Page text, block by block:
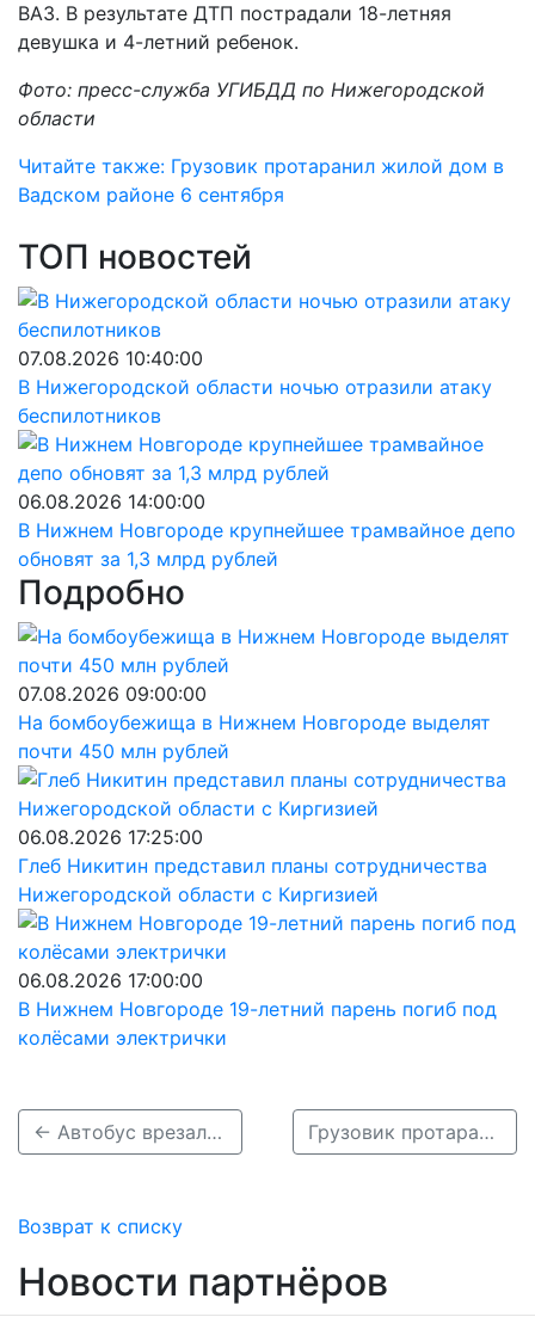
ВАЗ. В результате ДТП пострадали 18-летняя
девушка и 4-летний ребенок.
Фото: пресс-служба УГИБДД по Нижегородской
области
Читайте также: Грузовик протаранил жилой дом в
Вадском районе 6 сентября
ТОП новостей
07.08.2026 10:40:00
В Нижегородской области ночью отразили атаку
беспилотников
06.08.2026 14:00:00
В Нижнем Новгороде крупнейшее трамвайное депо
обновят за 1,3 млрд рублей
Подробно
07.08.2026 09:00:00
На бомбоубежища в Нижнем Новгороде выделят
почти 450 млн рублей
06.08.2026 17:25:00
Глеб Никитин представил планы сотрудничества
Нижегородской области с Киргизией
06.08.2026 17:00:00
В Нижнем Новгороде 19-летний парень погиб под
колёсами электрички
← Автобус врезался в столб после ДТП на Сенной в Нижнем Новгороде Грузовик протаранил жилой дом в Вадском районе 6 сентября →
Возврат к списку
Новости партнёров